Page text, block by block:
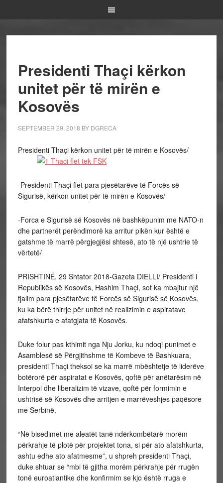
Presidenti Thaçi kërkon
unitet për të mirën e
Kosovës
SEPTEMBER 29, 2018 BY DGRECA
Presidenti Thaçi kërkon unitet për të mirën e Kosovës/
-Presidenti Thaçi flet para pjesëtarëve të Forcës së
Sigurisë, kërkon unitet për të mirën e Kosovës/
-Forca e Sigurisë së Kosovës në bashkëpunim me NATO-n
dhe partnerët perëndimorë ka arritur pikën kur është e
gatshme të marrë përgjegjësi shtesë, ato të një ushtrie të
vërtetë/
PRISHTINË, 29 Shtator 2018-Gazeta DIELLI/ Presidenti i
Republikës së Kosovës, Hashim Thaçi, sot ka mbajtur një
fjalim para pjesëtarëve të Forcës së Sigurisë së Kosovës,
ku ka bërë thirrje për unitet në realizimin e aspiratave
afatshkurta e afatgjata të Kosovës.
Duke folur pas kthimit nga Nju Jorku, ku ndoqi punimet e
Asamblesë së Përgjithshme të Kombeve të Bashkuara,
presidenti Thaçi theksoi se ka marrë mbështetje të liderëve
botërorë për aspiratat e Kosovës, qoftë për anëtarësim në
Interpol dhe liberalizim të vizave, qoftë për formimin e
ushtrisë së Kosovës dhe arritjen e marrëveshjes paqësore
me Serbinë.
“Në bisedimet me aleatët tanë ndërkombëtarë morëm
përkrahje të plotë për projektet tona, si për ato afatshkurta,
ashtu edhe ato afatmesme”, u shpreh presidenti Thaçi,
duke shtuar se “mbi të gjitha morëm përkrahje për rrugën
tonë euroatlantike dhe konfirmim se kjo është rruga e